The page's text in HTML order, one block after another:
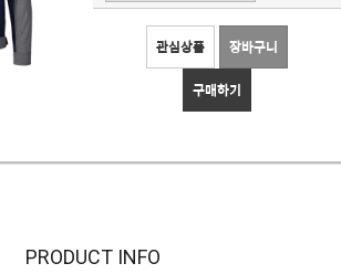
관심상품 장바구니
구매하기
PRODUCT INFO